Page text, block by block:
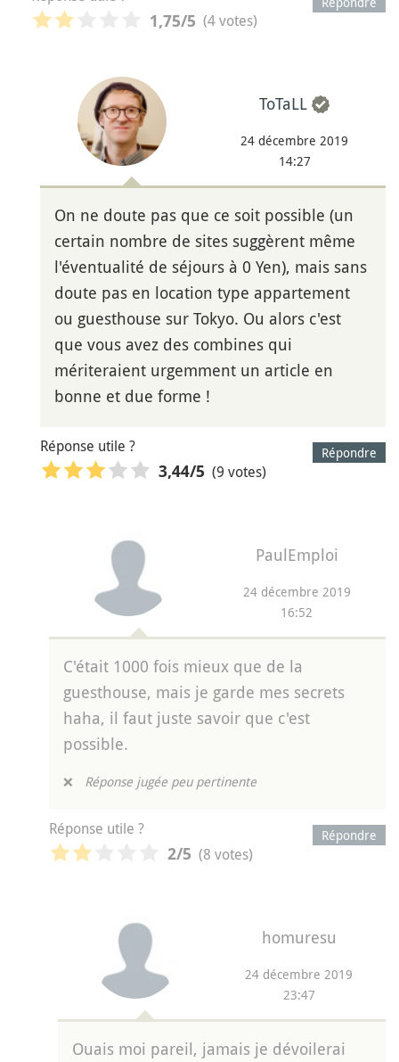
1,75/5 (4 votes)
ToTaLL
24 décembre 2019
14:27
On ne doute pas que ce soit possible (un
certain nombre de sites suggèrent même
l'éventualité de séjours à 0 Yen), mais sans
doute pas en location type appartement
ou guesthouse sur Tokyo. Ou alors c'est
que vous avez des combines qui
mériteraient urgemment un article en
bonne et due forme !
Répondre
Réponse utile ?
3,44/5 (9 votes)
PaulEmploi
24 décembre 2019
16:52
C'était 1000 fois mieux que de la
guesthouse, mais je garde mes secrets
haha, il faut juste savoir que c'est
possible.
❌ Réponse jugée peu pertinente
Répondre
Réponse utile ?
2/5 (8 votes)
homuresu
24 décembre 2019
23:47
Ouais moi pareil, jamais je dévoilerai